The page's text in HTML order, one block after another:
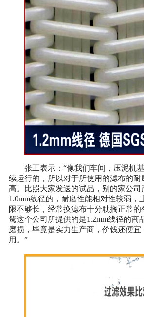
张工表示：“像我们车间，压泥机
续运行的，所以对于所使用的滤布的耐
高。比照大家发送的试品，别的家公司
1.0mm线径的，耐磨性能相对性较弱，
限不够长，经常换滤布十分耽搁正常
鸶这个公司所提供的是1.2mm线径的商
磨损，毕竟是实力生产商，价钱还便宜
用。”